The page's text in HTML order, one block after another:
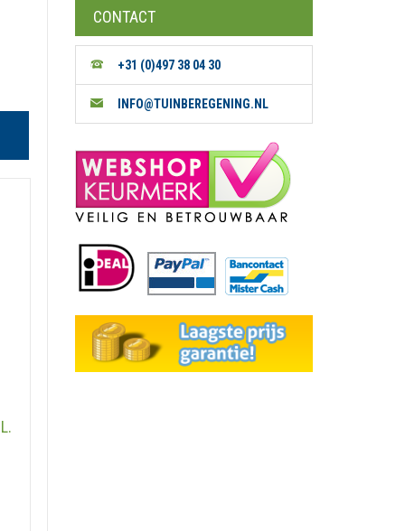
CONTACT
+31 (0)497 38 04 30
INFO@TUINBEREGENING.NL